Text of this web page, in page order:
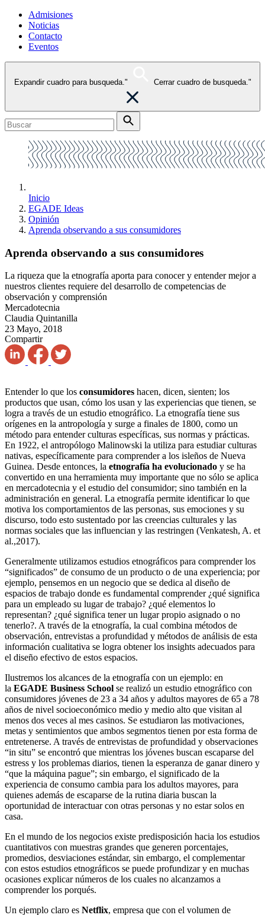
Admisiones
Noticias
Contacto
Eventos
Expandir cuadro para busqueda." Cerrar cuadro de busqueda."
Inicio
EGADE Ideas
Opinión
Aprenda observando a sus consumidores
Aprenda observando a sus consumidores
La riqueza que la etnografía aporta para conocer y entender mejor a
nuestros clientes requiere del desarrollo de competencias de
observación y comprensión
Mercadotecnia
Claudia Quintanilla
23 Mayo, 2018
Compartir
Entender lo que los consumidores hacen, dicen, sienten; los
productos que usan, cómo los usan y las experiencias que tienen, se
logra a través de un estudio etnográfico. La etnografía tiene sus
orígenes en la antropología y surge a finales de 1800, como un
método para entender culturas específicas, sus normas y prácticas.
En 1922, el antropólogo Malinowski la utiliza para estudiar culturas
nativas, específicamente para comprender a los isleños de Nueva
Guinea. Desde entonces, la etnografía ha evolucionado y se ha
convertido en una herramienta muy importante que no sólo se aplica
en mercadotecnia y el estudio del consumidor; sino también en la
administración en general. La etnografía permite identificar lo que
motiva los comportamientos de las personas, sus emociones y su
discurso, todo esto sustentado por las creencias culturales y las
normas sociales que las influencian y las restringen (Venkatesh, A. et
al.,2017).
Generalmente utilizamos estudios etnográficos para comprender los
“significados” de consumo de un producto o de una experiencia; por
ejemplo, pensemos en un negocio que se dedica al diseño de
espacios de trabajo donde es fundamental comprender ¿qué significa
para un empleado su lugar de trabajo? ¿qué elementos lo
representan? ¿qué significa tener un lugar propio asignado o no
tenerlo?. A través de la etnografía, la cual combina métodos de
observación, entrevistas a profundidad y métodos de análisis de esta
información cualitativa se logra obtener los insights adecuados para
el diseño efectivo de estos espacios.
Ilustremos los alcances de la etnografía con un ejemplo: en
la EGADE Business School se realizó un estudio etnográfico con
consumidores jóvenes de 23 a 34 años y adultos mayores de 65 a 78
años de nivel socioeconómico medio y medio alto que visitan al
menos dos veces al mes casinos. Se estudiaron las motivaciones,
metas y sentimientos que ambos segmentos tienen por esta forma de
entretenerse. A través de entrevistas de profundidad y observaciones
“in situ” se encontró que mientras los jóvenes buscan escaparse del
estress y los problemas diarios, tienen la esperanza de ganar dinero y
“que la máquina pague”; sin embargo, el significado de la
experiencia de consumo cambia para los adultos mayores, para
quienes además de escaparse de la rutina diaria buscan la
oportunidad de interactuar con otras personas y no estar solos en
casa.
En el mundo de los negocios existe predisposición hacia los estudios
cuantitativos con muestras grandes que generen porcentajes,
promedios, desviaciones estándar, sin embargo, el complementar
con estos estudios etnográficos se puede profundizar y en muchas
ocasiones explicar números de los cuales no alcanzamos a
comprender los porqués.
Un ejemplo claro es Netflix, empresa que con el volumen de